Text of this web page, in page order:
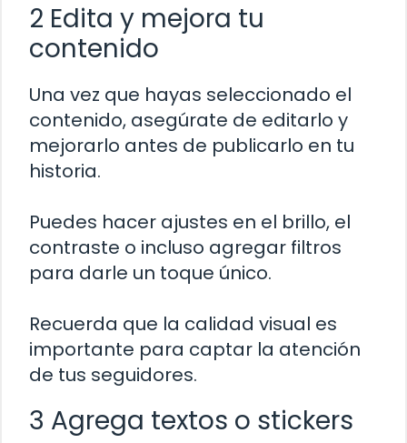
2 Edita y mejora tu
contenido
Una vez que hayas seleccionado el
contenido, asegúrate de editarlo y
mejorarlo antes de publicarlo en tu
historia.
Puedes hacer ajustes en el brillo, el
contraste o incluso agregar filtros
para darle un toque único.
Recuerda que la calidad visual es
importante para captar la atención
de tus seguidores.
3 Agrega textos o stickers